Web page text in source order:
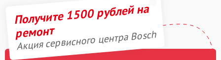
Получите 1500 рублей на
ремонт
Акция сервисного центра Bosch